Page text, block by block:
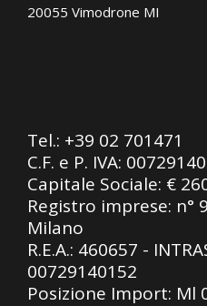
20055 Vimodrone MI
Tel.: +39 02 701471
C.F. e P. IVA:
Capitale Sociale: €
Registro imprese: n°
Milano
R.E.A.: 460657 -
00729140152
Posizione Import: Ml